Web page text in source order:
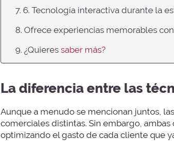
7. 6. Tecnología interactiva durante la
8. Ofrece experiencias memorables
9. ¿Quieres saber más?
La diferencia entre las
Aunque a menudo se mencionan juntos, las
comerciales distintas. Sin embargo,
optimizando el gasto de cada cliente que